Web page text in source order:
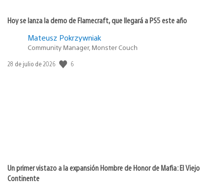
Hoy se lanza la demo de Flamecraft, que llegará a PS5 este año
Mateusz Pokrzywniak
Community Manager, Monster Couch
Fecha
28 de julio de 2026 6
Un primer vistazo a la expansión Hombre de Honor de Mafia: El Viejo
Continente